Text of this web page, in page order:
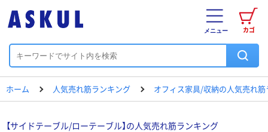
カゴ
メニュー
ホーム 人気売れ筋ランキング オフィス家具/収納の人気売れ
【サイドテーブル/ローテーブル】の人気売れ筋ランキング